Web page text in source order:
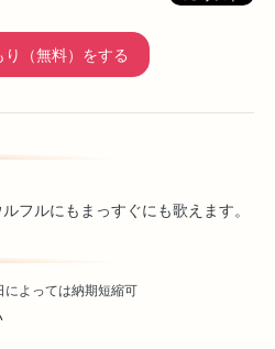
り（無料）をする
フルにもまっすぐにも歌えます。
によっては納期短縮可